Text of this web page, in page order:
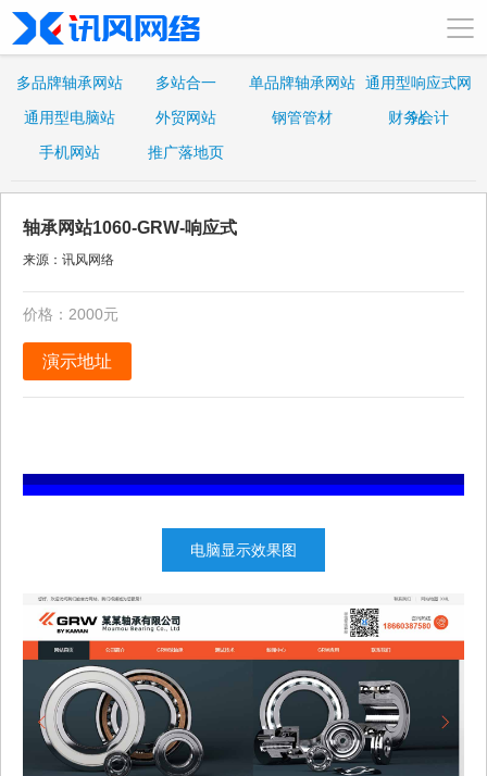
多品牌轴承网站 多站合一 单品牌轴承网站 通用型响应式网
站
通用型电脑站 外贸网站 钢管管材
财务会计
手机网站
推广落地页
轴承网站1060-GRW-响应式
来源：讯风网络
价格：2000元
演示地址
电脑显示效果图